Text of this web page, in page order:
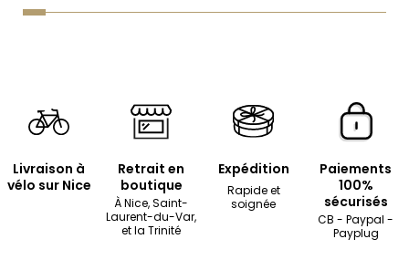
Livraison à
vélo sur Nice
Retrait en
boutique
À Nice, Saint-
Laurent-du-Var,
et la Trinité
Expédition
Rapide et
soignée
Paiements
100%
sécurisés
CB - Paypal -
Payplug